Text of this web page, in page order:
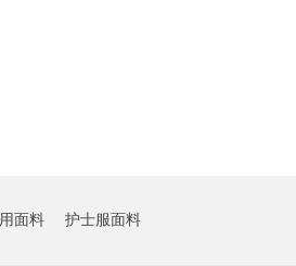
面料 护士服面料